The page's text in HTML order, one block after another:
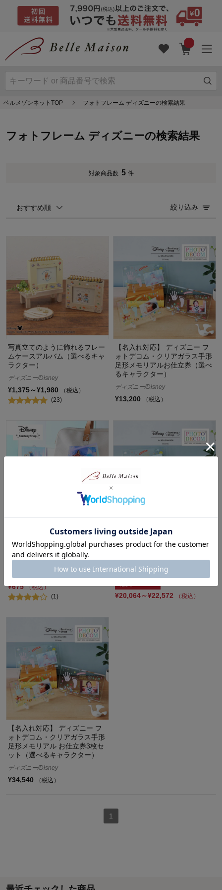
ベルメゾンネットTOP フォトフレーム ディズニーの検索結果
フォトフレーム ディズニーの検索結果
対象商品数 5 件
おすすめ順 絞り込み
写真立てのように飾れるフレー
ムケースアルバム（選べるキャ
ラクター）
ディズニー/Disney
¥1,375～¥1,980
（税込）
(23)
【名入れ対応】 ディズニー フ
ォトデコム・クリアガラス手形
足形メモリアルお仕立券（選べ
るキャラクター）
ディズニー/Disney
¥13,200 （税込）
２WAY仕様のフォトフレーム風
アクリルキーホルダー「ズート
ピア」
ディズニー/Disney
¥675（税込）
(1)
【名入れ対応】 ディズニー フ
ォトデコム・クリアガラス手形
足形メモリアルお仕立券2枚セ
ット（選べるキャラクター）
ディズニー/Disney
¥20,064～¥22,572 （税込）
【名入れ対応】 ディズニー フ
ォトデコム・クリアガラス手形
足形メモリアル お仕立券3枚セ
ット（選べるキャラクター）
ディズニー/Disney
¥34,540 （税込）
1